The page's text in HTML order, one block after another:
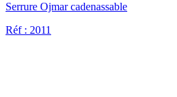
Serrure Ojmar cadenassable
Réf : 2011